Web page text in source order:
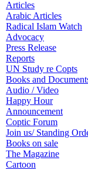
Articles
Arabic Articles
Radical Islam Watch
Advocacy
Press Release
Reports
UN Study re Copts
Books and
Audio / Video
Happy Hour
Announcement
Coptic Forum
Join us/ Standing
Books on sale
The Magazine
Cartoon